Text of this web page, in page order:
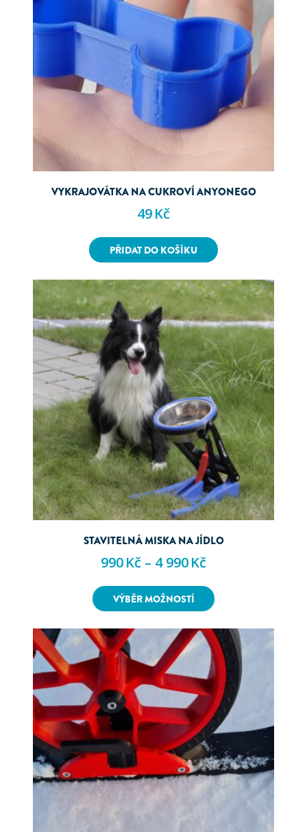
VYKRAJOVÁTKA NA CUKROVÍ ANYONEGO
49Kč
PŘIDAT DO KOŠÍKU
STAVITELNÁ MISKA NA JÍDLO
990Kč – 4 990Kč
VÝBĚR MOŽNOSTÍ